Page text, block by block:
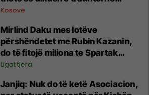
Beograd
Kosovë
Mirlind Daku mes lotëve
përshëndetet me Rubin Kazanin,
do të fitojë miliona te Spartak
Moska
Ligat tjera
Janjiq: Nuk do të ketë Asociacion,